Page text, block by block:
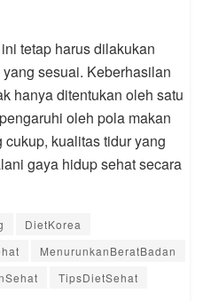
tetap harus dilakukan
sesuai. Keberhasilan
hanya ditentukan oleh satu
oleh pola makan
kualitas tidur yang
gaya hidup sehat secara
DietKorea
MenurunkanBeratBadan
TipsDietSehat